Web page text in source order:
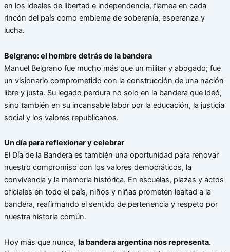
en los ideales de libertad e independencia, flamea en cada
rincón del país como emblema de soberanía, esperanza y
lucha.
Belgrano: el hombre detrás de la bandera
Manuel Belgrano fue mucho más que un militar y abogado; fue
un visionario comprometido con la construcción de una nación
libre y justa. Su legado perdura no solo en la bandera que ideó,
sino también en su incansable labor por la educación, la justicia
social y los valores republicanos.
Un día para reflexionar y celebrar
El Día de la Bandera es también una oportunidad para renovar
nuestro compromiso con los valores democráticos, la
convivencia y la memoria histórica. En escuelas, plazas y actos
oficiales en todo el país, niños y niñas prometen lealtad a la
bandera, reafirmando el sentido de pertenencia y respeto por
nuestra historia común.
Hoy más que nunca, la bandera argentina nos representa.